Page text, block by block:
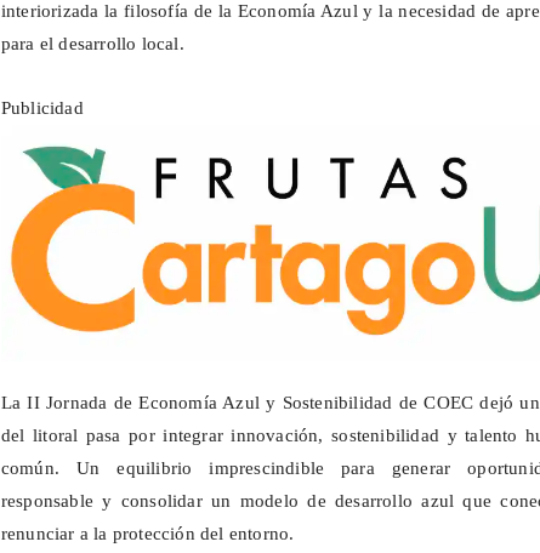
interiorizada la filosofía de la Economía Azul y la necesidad de
para el desarrollo local.
Publicidad
La II Jornada de Economía Azul y Sostenibilidad de COEC dejó
del litoral pasa por integrar innovación, sostenibilidad y talento
común. Un equilibrio imprescindible para generar
responsable y consolidar un modelo de desarrollo azul que
renunciar a la protección del entorno.